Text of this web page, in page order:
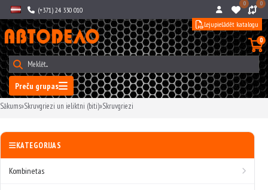
(+371) 24 330 010
0 0
Preču grupas
0
Lejupielādēt katalogu
Sākums»Skruvgriezi un ieliktni (biti)»Skruvgriezi
KATEGORIJAS
Kombinetas